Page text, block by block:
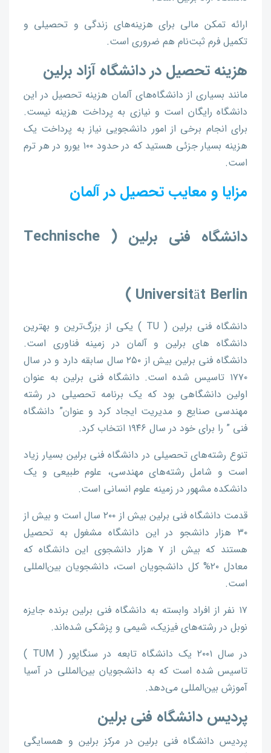
ارائه تمکن مالی برای هزینه‌های زندگی و تحصیلی و
تکمیل فرم ثبت‌نام هم ضروری است.
هزینه تحصیل در دانشگاه آزاد برلین
مانند بسیاری از دانشگاه‌های آلمان هزینه تحصیل در این
دانشگاه رایگان است و نیازی به پرداخت هزینه نیست.
برای انجام برخی از امور دانشجویی نیاز به پرداخت یک
هزینه بسیار جزئی هستید که در حدود ۱۰۰ یورو در هر ترم
است.
مزایا و معایب تحصیل در آلمان
دانشگاه فنی برلین ( Technische
Universität Berlin )
دانشگاه فنی برلین ( TU ) یکی از بزرگ‌ترین و بهترین
دانشگاه های برلین و آلمان در زمینه فناوری است.
دانشگاه فنی برلین بیش از ۲۵۰ سال سابقه دارد و در سال
۱۷۷۰ تاسیس شده است. دانشگاه فنی برلین به عنوان
اولین دانشگاهی بود که یک برنامه تحصیلی در رشته
مهندسی صنایع و مدیریت ایجاد کرد و عنوان” دانشگاه
فنی ” را برای خود در سال ۱۹۴۶ انتخاب کرد.
تنوع رشته‌های تحصیلی در دانشگاه فنی برلین بسیار زیاد
است و شامل رشته‌های مهندسی، علوم طبیعی و یک
دانشکده مشهور در زمینه علوم انسانی است.
قدمت دانشگاه فنی برلین بیش از ۲۰۰ سال است و بیش از
۳۰ هزار دانشجو در این دانشگاه مشغول به تحصیل
هستند که بیش از ۷ هزار دانشجوی این دانشگاه که
معادل ۲۰% کل دانشجویان است، دانشجویان بین‌المللی
است.
۱۷ نفر از افراد وابسته به دانشگاه فنی برلین برنده جایزه
نوبل در رشته‌های فیزیک، شیمی و پزشکی شده‌اند.
در سال ۲۰۰۱ یک دانشگاه تابعه در سنگاپور ( TUM )
تاسیس شده است که به دانشجویان بین‌المللی در آسیا
آموزش بین‌المللی می‌دهد.
پردیس دانشگاه فنی برلین
پردیس دانشگاه فنی برلین در مرکز برلین و همسایگی